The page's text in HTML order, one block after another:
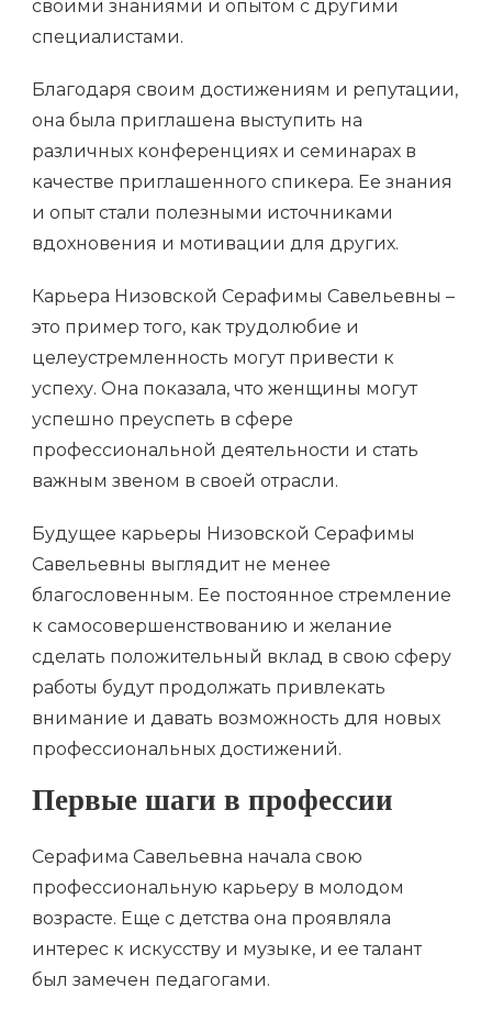
своими знаниями и опытом с другими
специалистами.
Благодаря своим достижениям и репутации,
она была приглашена выступить на
различных конференциях и семинарах в
качестве приглашенного спикера. Ее знания
и опыт стали полезными источниками
вдохновения и мотивации для других.
Карьера Низовской Серафимы Савельевны –
это пример того, как трудолюбие и
целеустремленность могут привести к
успеху. Она показала, что женщины могут
успешно преуспеть в сфере
профессиональной деятельности и стать
важным звеном в своей отрасли.
Будущее карьеры Низовской Серафимы
Савельевны выглядит не менее
благословенным. Ее постоянное стремление
к самосовершенствованию и желание
сделать положительный вклад в свою сферу
работы будут продолжать привлекать
внимание и давать возможность для новых
профессиональных достижений.
Первые шаги в профессии
Серафима Савельевна начала свою
профессиональную карьеру в молодом
возрасте. Еще с детства она проявляла
интерес к искусству и музыке, и ее талант
был замечен педагогами.